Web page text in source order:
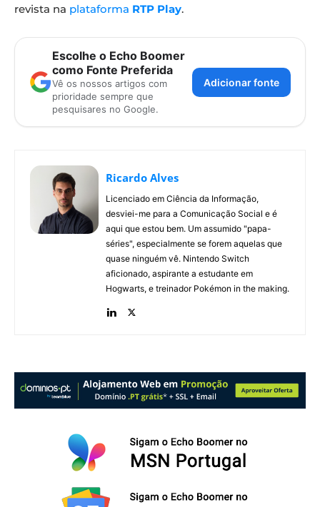
revista na plataforma RTP Play.
Escolhe o Echo Boomer
como Fonte Preferida
Vê os nossos artigos com
prioridade sempre que
pesquisares no Google.
Adicionar fonte
Ricardo Alves
Licenciado em Ciência da Informação,
desviei-me para a Comunicação Social e é
aqui que estou bem. Um assumido "papa-
séries", especialmente se forem aquelas que
quase ninguém vê. Nintendo Switch
aficionado, aspirante a estudante em
Hogwarts, e treinador Pokémon in the making.